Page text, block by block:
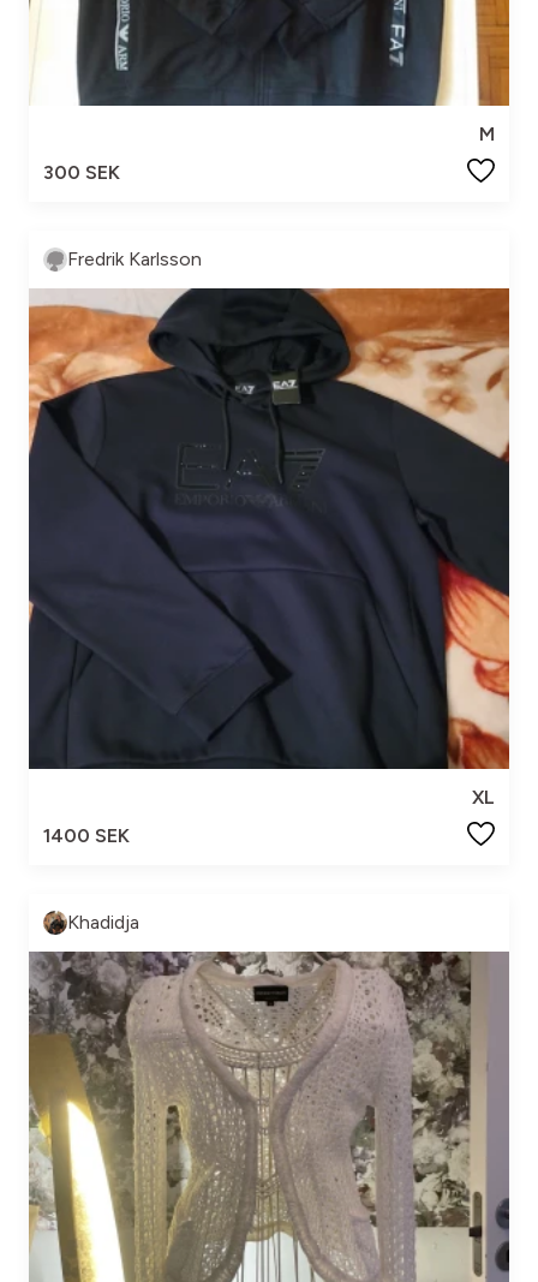
M
300 SEK
Fredrik Karlsson
XL
1400 SEK
Khadidja